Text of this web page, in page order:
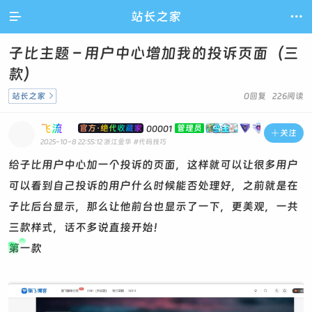
 站长之家 
子比主题 – 用户中心增加我的投诉页面（三
款）
0回复 226阅读
站长之家 
 关注
飞流 官方·绝代收藏家 00001 管理员
2025-10-8 22:55:12 浙江金华 #代码技巧
给子比用户中心加一个投诉的页面，这样就可以让很多用户
可以看到自己投诉的用户什么时候能否处理好，之前就是在
子比后台显示，那么让他前台也显示了一下，更美观，一共
三款样式，话不多说直接开始！
第一款